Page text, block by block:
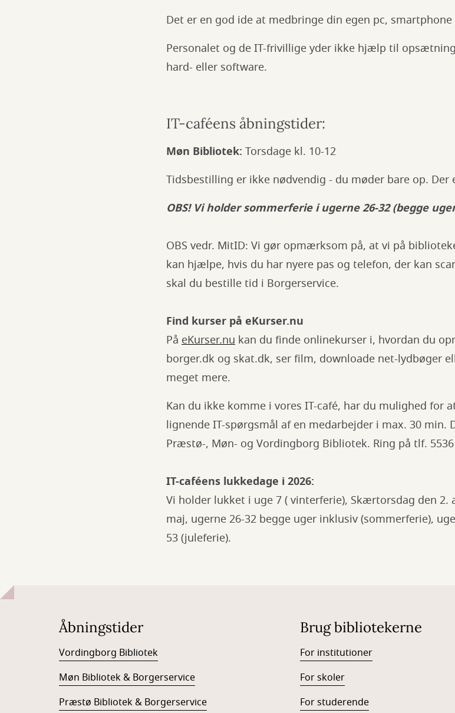
Det er en god ide at medbringe din egen pc,
Personalet og de IT-frivillige yder ikke hjælp til
hard- eller software.
IT-caféens åbningstider:
Møn Bibliotek: Torsdage kl. 10-12
Tidsbestilling er ikke nødvendig - du møder bare op. Der
OBS! Vi holder sommerferie i ugerne 26-32 (begge
OBS vedr. MitID: Vi gør opmærksom på, at vi på
kan hjælpe, hvis du har nyere pas og telefon, der kan
skal du bestille tid i Borgerservice.
Find kurser på eKurser.nu
På eKurser.nu kan du finde onlinekurser i, hvordan du
borger.dk og skat.dk, ser film, downloade net-lydbøger
meget mere.
Kan du ikke komme i vores IT-café, har du mulighed
lignende IT-spørgsmål af en medarbejder i max. 30
Præstø-, Møn- og Vordingborg Bibliotek. Ring på tlf.
IT-caféens lukkedage i 2026:
Vi holder lukket i uge 7 ( vinterferie), Skærtorsdag den
maj, ugerne 26-32 begge uger inklusiv (sommerferie),
53 (juleferie).
Åbningstider
Vordingborg Bibliotek
Møn Bibliotek & Borgerservice
Præstø Bibliotek & Borgerservice
Brug bibliotekerne
For institutioner
For skoler
For studerende